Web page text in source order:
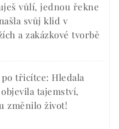
vůlí, jednou řekne
svůj klid v
a zakázkové tvorbě
třicítce: Hledala
tajemství,
změnilo život!